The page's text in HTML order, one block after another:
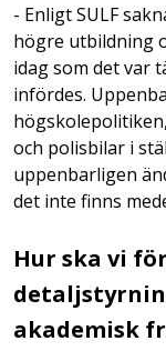
- Enligt SULF
högre utbildning
idag som det var
infördes.
och polisbilar i
uppenbarligen
det inte finns
Hur ska vi
akademisk